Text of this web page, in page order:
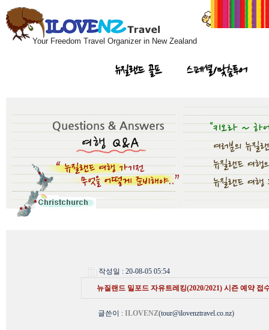
Your Freedom Travel Organizer in New Zealand
뉴질랜드 골프 스페셜/맞춤투어
작성일 : 20-08-05 05:54
뉴질랜드 밀포드 자유트레킹(2020/2021) 시즌 예약 접
글쓴이 : ILOVENZ(tour@ilovenztravel.co.nz)